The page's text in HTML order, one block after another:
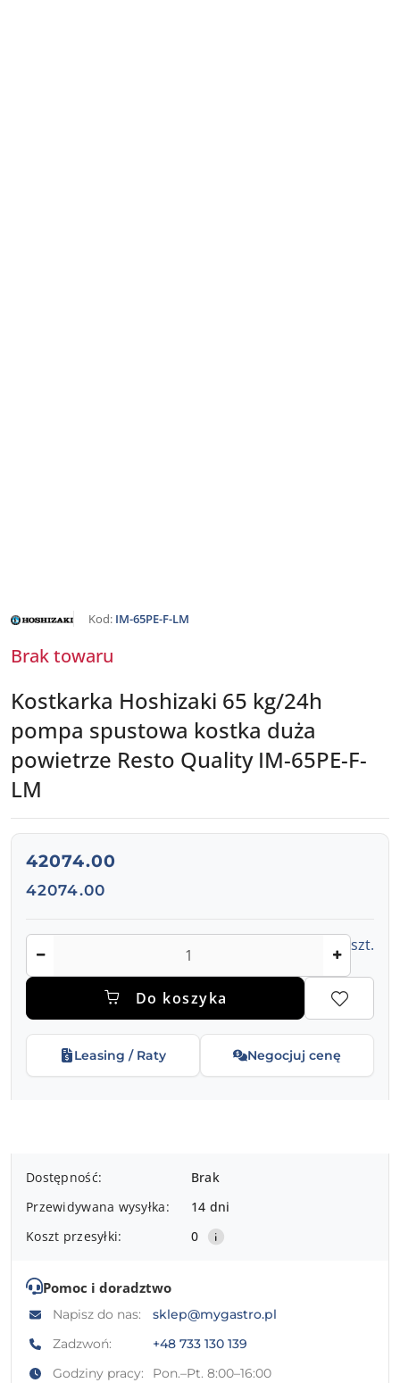
NAZWA
PRODUCENTA:Kod: IM-65PE-F-LM
Brak towaru
Kostkarka Hoshizaki 65 kg/24h
pompa spustowa kostka duża
powietrze Resto Quality IM-65PE-F-
LM
cena:
42074.00
Cena:
42074.00
Ilość szt.
Do koszyka
Leasing / Raty Negocjuj cenę
Dostępność
dostawa
Dostępność:
Brak
Przewidywana wysyłka:
14 dni
Koszt przesyłki:
0
Pomoc i doradztwo
Napisz do nas:
sklep@mygastro.pl
Zadzwoń:
+48 733 130 139
Godziny pracy:
Pon.–Pt. 8:00–16:00